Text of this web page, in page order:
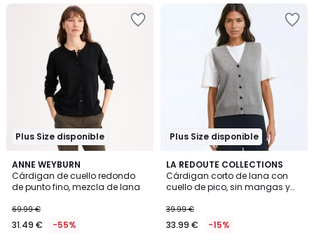
Plus Size disponible
ANNE WEYBURN
Cárdigan de cuello redondo
de punto fino, mezcla de lana
69.99 €
31.49 € -55%
3,9
/ 5
2
Colores
Plus Size disponible
LA REDOUTE COLLECTIONS
Cárdigan corto de lana con
cuello de pico, sin mangas y
39.99 €
33.99 € -15%
4,9
/ 5
2
Colores